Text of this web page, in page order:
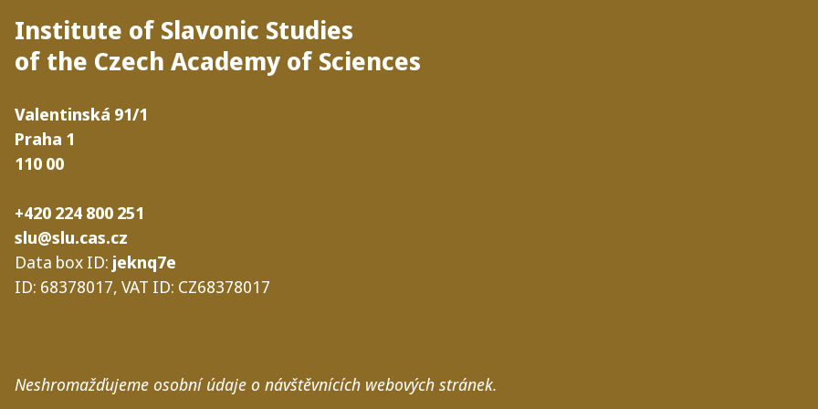
Institute of Slavonic Studies
of the Czech Academy of Sciences
Valentinská 91/​1
Praha 1
110 00
+420 224 800 251
slu@slu.cas.cz
Data box ID: jeknq7e
ID: 68378017, VAT ID: CZ68378017
Neshro­maž­ďu­je­me osob­ní úda­je o návštěv­ní­cích webo­vých stránek.